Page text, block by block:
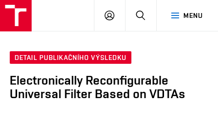
MENU
PŘIHLÁSIT
DETAIL PUBLIKAČNÍHO VÝSLEDKU
Electronically Reconfigurable
Universal Filter Based on VDTAs